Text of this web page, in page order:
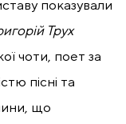
показували
Трух
чоти, поет за
пісні та
що